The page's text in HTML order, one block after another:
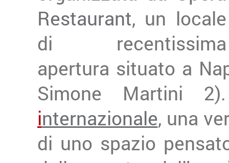
Restaurant, un locale
di recentissima
apertura situato a
Simone Martini
internazionale, una
di uno spazio